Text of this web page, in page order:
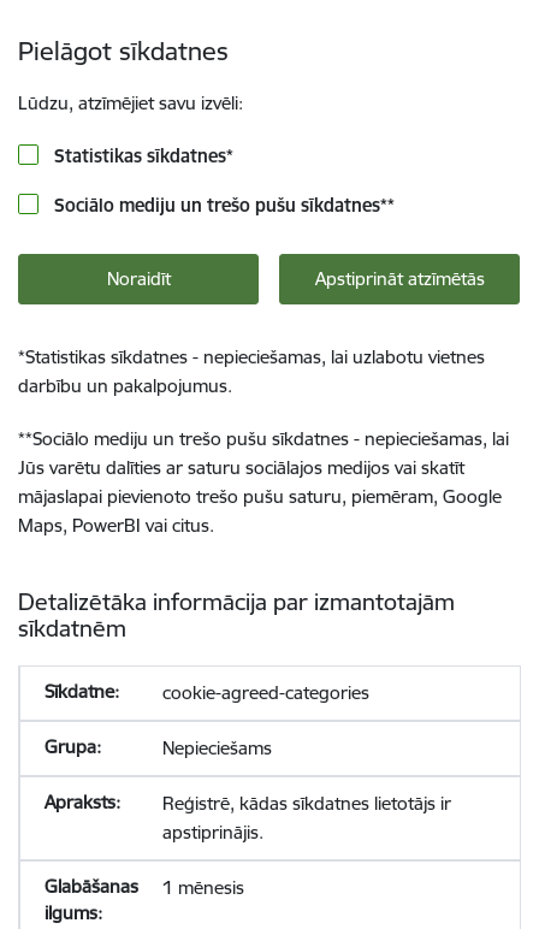
Pielāgot sīkdatnes
Lūdzu, atzīmējiet savu izvēli:
Statistikas sīkdatnes*
Sociālo mediju un trešo pušu sīkdatnes**
Noraidīt Apstiprināt atzīmētās
*Statistikas sīkdatnes - nepieciešamas, lai uzlabotu vietnes
darbību un pakalpojumus.
**Sociālo mediju un trešo pušu sīkdatnes - nepieciešamas, lai
Jūs varētu dalīties ar saturu sociālajos medijos vai skatīt
mājaslapai pievienoto trešo pušu saturu, piemēram, Google
Maps, PowerBI vai citus.
Detalizētāka informācija par izmantotajām
sīkdatnēm
cookie-agreed-categories
Nepieciešams
Reģistrē, kādas sīkdatnes lietotājs ir
apstiprinājis.
1 mēnesis